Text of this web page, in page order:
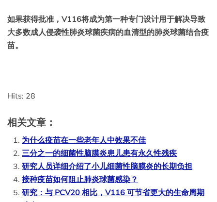
如果获得批准，V116将成为第一种专门设计用于解决导致
大多数成人侵袭性肺炎球菌疾病的血清型的肺炎球菌结合疫
苗。
Hits: 28
相关文章：
为什么疫苗在一些老年人中效果不佳
三分之一的细菌性脑膜炎患儿患有永久性残疾
研究人员详细介绍了小儿细菌性脑膜炎的长期负担
接种疫苗如何阻止肺炎球菌感染？
研究：与 PCV20 相比，V116 可节省更大的生命周期